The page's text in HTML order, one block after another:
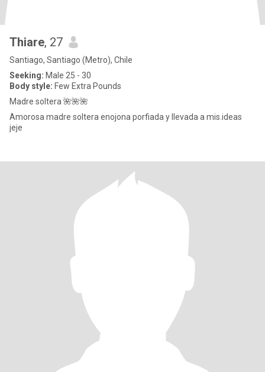
Thiare, 27
Santiago, Santiago (Metro), Chile
Seeking: Male 25 - 30
Body style: Few Extra Pounds
Madre soltera 🌺🌺🌺
Amorosa madre soltera enojona porfiada y llevada a mis.ideas
jeje